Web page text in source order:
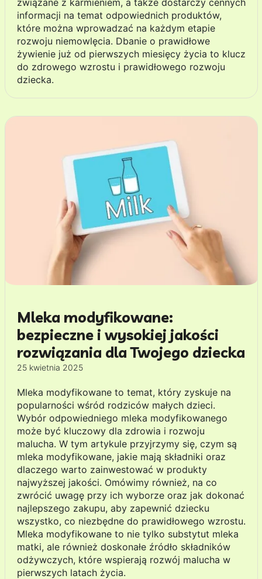
informacji na temat odpowiednich produktów,
które można wprowadzać na każdym etapie
rozwoju niemowlęcia. Dbanie o prawidłowe
żywienie już od pierwszych miesięcy życia to klucz
do zdrowego wzrostu i prawidłowego rozwoju
dziecka.
Mleka modyfikowane:
bezpieczne i wysokiej jakości
rozwiązania dla Twojego dziecka
25 kwietnia 2025
Mleka modyfikowane to temat, który zyskuje na
popularności wśród rodziców małych dzieci.
Wybór odpowiedniego mleka modyfikowanego
może być kluczowy dla zdrowia i rozwoju
malucha. W tym artykule przyjrzymy się, czym są
mleka modyfikowane, jakie mają składniki oraz
dlaczego warto zainwestować w produkty
najwyższej jakości. Omówimy również, na co
zwrócić uwagę przy ich wyborze oraz jak dokonać
najlepszego zakupu, aby zapewnić dziecku
wszystko, co niezbędne do prawidłowego wzrostu.
Mleka modyfikowane to nie tylko substytut mleka
matki, ale również doskonałe źródło składników
odżywczych, które wspierają rozwój malucha w
pierwszych latach życia.